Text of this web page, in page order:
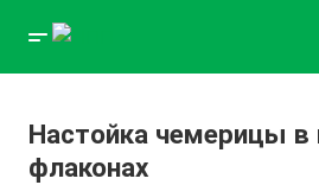
Настойка чемерицы
флаконах